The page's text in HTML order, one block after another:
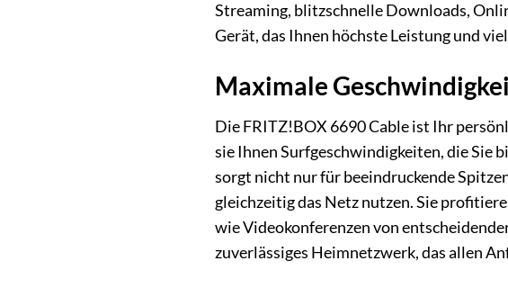
Streaming, blitzschnelle Downloads,
Gerät, das Ihnen höchste Leistung und
Maximale
Die FRITZ!BOX 6690 Cable ist Ihr
sie Ihnen Surfgeschwindigkeiten, die Sie
sorgt nicht nur für beeindruckende
gleichzeitig das Netz nutzen. Sie
wie Videokonferenzen von
zuverlässiges Heimnetzwerk, das allen